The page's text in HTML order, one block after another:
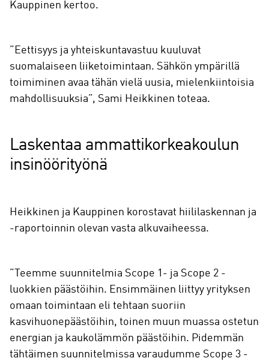
Kauppinen kertoo.
”Eettisyys ja yhteiskuntavastuu kuuluvat
suomalaiseen liiketoimintaan. Sähkön ympärillä
toimiminen avaa tähän vielä uusia, mielenkiintoisia
mahdollisuuksia”, Sami Heikkinen toteaa.
Laskentaa ammattikorkeakoulun
insinöörityönä
Heikkinen ja Kauppinen korostavat hiililaskennan ja
-raportoinnin olevan vasta alkuvaiheessa.
”Teemme suunnitelmia Scope 1- ja Scope 2 -
luokkien päästöihin. Ensimmäinen liittyy yrityksen
omaan toimintaan eli tehtaan suoriin
kasvihuonepäästöihin, toinen muun muassa ostetun
energian ja kaukolämmön päästöihin. Pidemmän
tähtäimen suunnitelmissa varaudumme Scope 3 -